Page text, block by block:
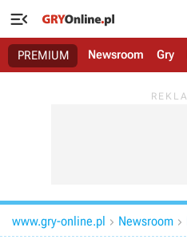

PREMIUM Newsroom Gry
www.gry-online.pl  Newsroom 